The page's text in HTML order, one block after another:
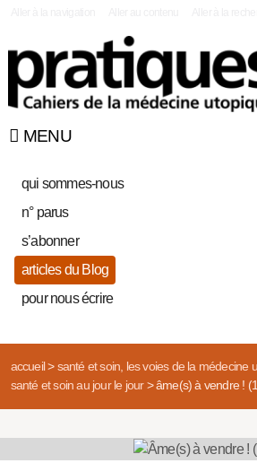
MENU
qui sommes-nous
n° parus
s’abonner
articles du Blog
pour nous écrire
accueil> santé et soin, les voies de la médecine
santé et soin au jour le jour> âme(s) à vendre !